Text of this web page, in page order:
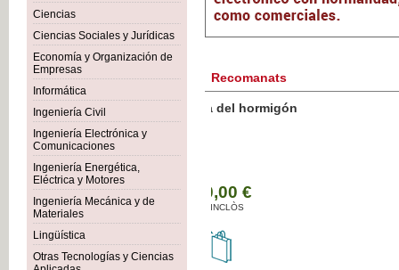
Ciencias
Ciencias Sociales y Jurídicas
Economía y Organización de
Empresas
Informática
Ingeniería Civil
Ingeniería Electrónica y
Comunicaciones
Ingeniería Energética,
Eléctrica y Motores
Ingeniería Mecánica y de
Materiales
Lingüística
Otras Tecnologías y Ciencias
Recomanats
Botánica Agroalimentaria